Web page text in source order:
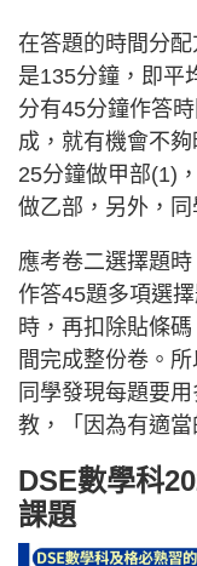
在答題的時間分
是135分鐘，即平
分有45分鐘作答
成，就有機會不
25分鐘做甲部(1)
做乙部，另外，
應考卷二選擇題
作答45題多項選
時，再扣除貼條
間完成整份卷。
同學發現每題要
教，「因為有適當
DSE數學科
課題